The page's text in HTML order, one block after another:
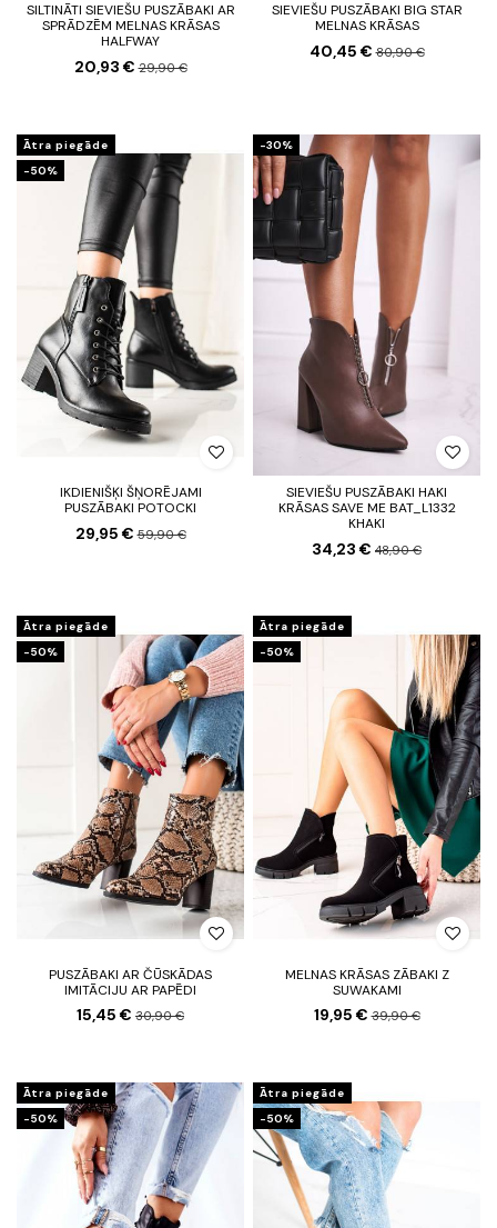
SILTINĀTI SIEVIEŠU PUSZĀBAKI AR
SPRĀDZĒM MELNAS KRĀSAS
HALFWAY
20,93 €29,90 €
SIEVIEŠU PUSZĀBAKI BIG STAR
MELNAS KRĀSAS
40,45 €80,90 €
Ātra piegāde
-50%
IKDIENIŠĶI ŠŅORĒJAMI
PUSZĀBAKI POTOCKI
29,95 €59,90 €
-30%
SIEVIEŠU PUSZĀBAKI HAKI
KRĀSAS SAVE ME BAT_L1332
KHAKI
34,23 € 48,90 €
Ātra piegāde
-50%
PUSZĀBAKI AR ČŪSKĀDAS
IMITĀCIJU AR PAPĒDI
15,45 € 30,90 €
Ātra piegāde
-50%
MELNAS KRĀSAS ZĀBAKI Z
SUWAKAMI
19,95 €39,90 €
Ātra piegāde
-50%
Ātra piegāde
-50%